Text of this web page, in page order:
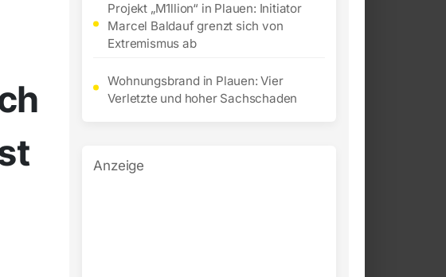
Projekt „M1llion“ in Plauen: Initiator
Marcel Baldauf grenzt sich von
Extremismus ab
Wohnungsbrand in Plauen: Vier
Verletzte und hoher Sachschaden
Anzeige